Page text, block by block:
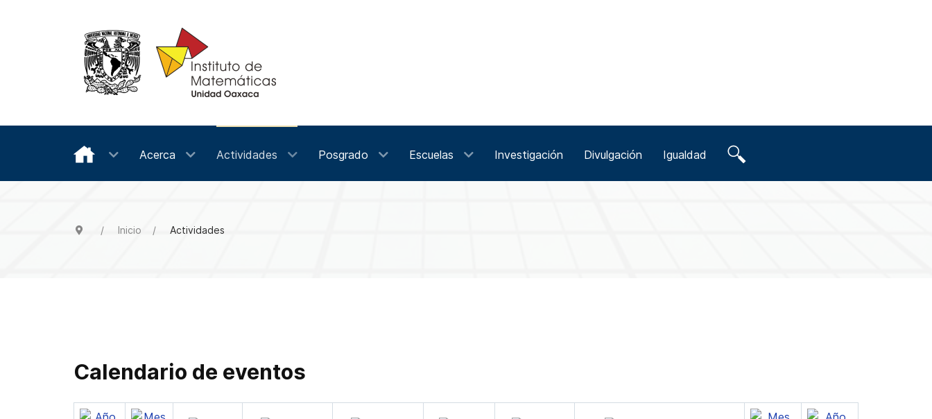
Acerca Actividades Posgrado Escuelas Investigación Divulgación Igualdad
Inicio Actividades
Calendario de eventos